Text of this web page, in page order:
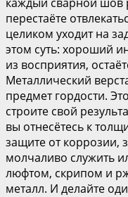
перестаёте
целиком уходит на
этом суть: хороший
из восприятия,
Металлический
предмет гордости.
строите свой
вы отнесётесь к
защите от коррозии,
молчаливо служить
люфтом, скрипом и
металл. И делайте